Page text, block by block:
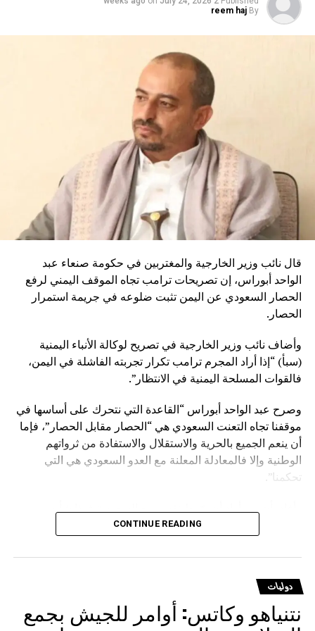
حلول سلمية تستند إلى القانون الدولي والاحترام المتبادل وتوازن
المصالح”.
الخطوط التركية تعلق رحلاتها إلى 10 دول في الشرق
هرتسوغ يبارك عملية “زئير الأسد” الأمريكية الإسرائيلية ضد
إيران
By
reem haj
قال نائب وزير الخارجية والمغتربين في حكومة صنعاء عبد
الواحد أبوراس، إن تصريحات ترامب تجاه الموقف اليمني لرفع
الحصار السعودي عن اليمن تثبت ضلوعه في جريمة استمرار
الحصار.
وأضاف نائب وزير الخارجية في تصريح لوكالة الأنباء اليمنية
(سبأ) “إذا أراد المجرم ترامب تكرار تجربته الفاشلة في اليمن،
فالقوات المسلحة اليمنية في الانتظار”.
وصرح عبد الواحد أبوراس “القاعدة التي نتحرك على أساسها في
موقفنا تجاه التعنت السعودي هي “الحصار مقابل الحصار”، فإما
أن ينعم الجميع بالحرية والاستقلال والاستفادة من ثرواتهم
الوطنية وإلا فالمعادلة المعلنة مع العدو السعودي هي التي
تحكمنا”.
وسيدفع ثمنا باهظا نتيجة قراره الخاطئ، مؤكدا أنهم يتحركون
المشروعة للشعوب إلا قانون الغاب، مشيرا إلى أن على
السعودية أن تعي جيدا أن المخرج الوحيد لرفع الحصار عنها يتمثل
في رفع الحصار عن اليمن.
CONTINUE READING
دوليات
نتنياهو وكاتس: أوامر للجيش بجمع